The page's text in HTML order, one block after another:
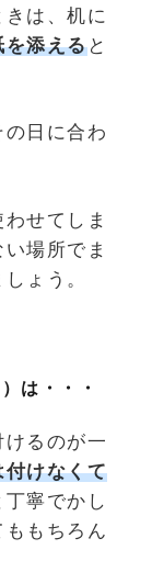
は、机に
を添えると
日に合わ
せてしま
場所でま
ょう。
は・・・
るのが一
付けなくて
寧でかし
もちろん